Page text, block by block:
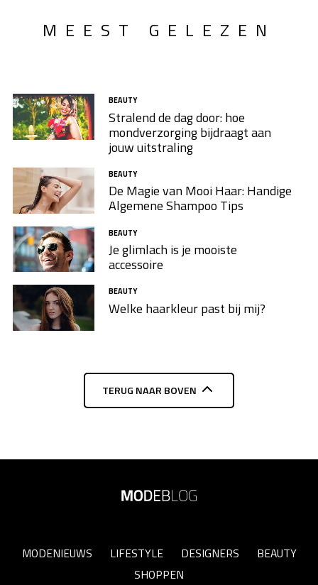
MEEST GELEZEN
BEAUTY
Stralend de dag door: hoe
mondverzorging bijdraagt aan
jouw uitstraling
BEAUTY
De Magie van Mooi Haar: Handige
Algemene Shampoo Tips
BEAUTY
Je glimlach is je mooiste
accessoire
BEAUTY
Welke haarkleur past bij mij?
TERUG NAAR BOVEN
MODENIEUWS LIFESTYLE DESIGNERS
BEAUTY
SHOPPEN